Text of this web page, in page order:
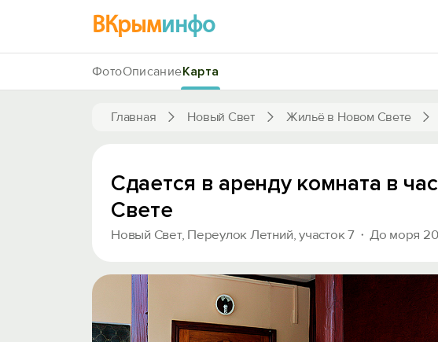
ВКрыминфо
Главная Новый Свет Жильё в Новом Свете
ФотоОписаниеКарта
Сдается в аренду комната в
Свете
Новый Свет, Переулок Летний, участок 7 До моря